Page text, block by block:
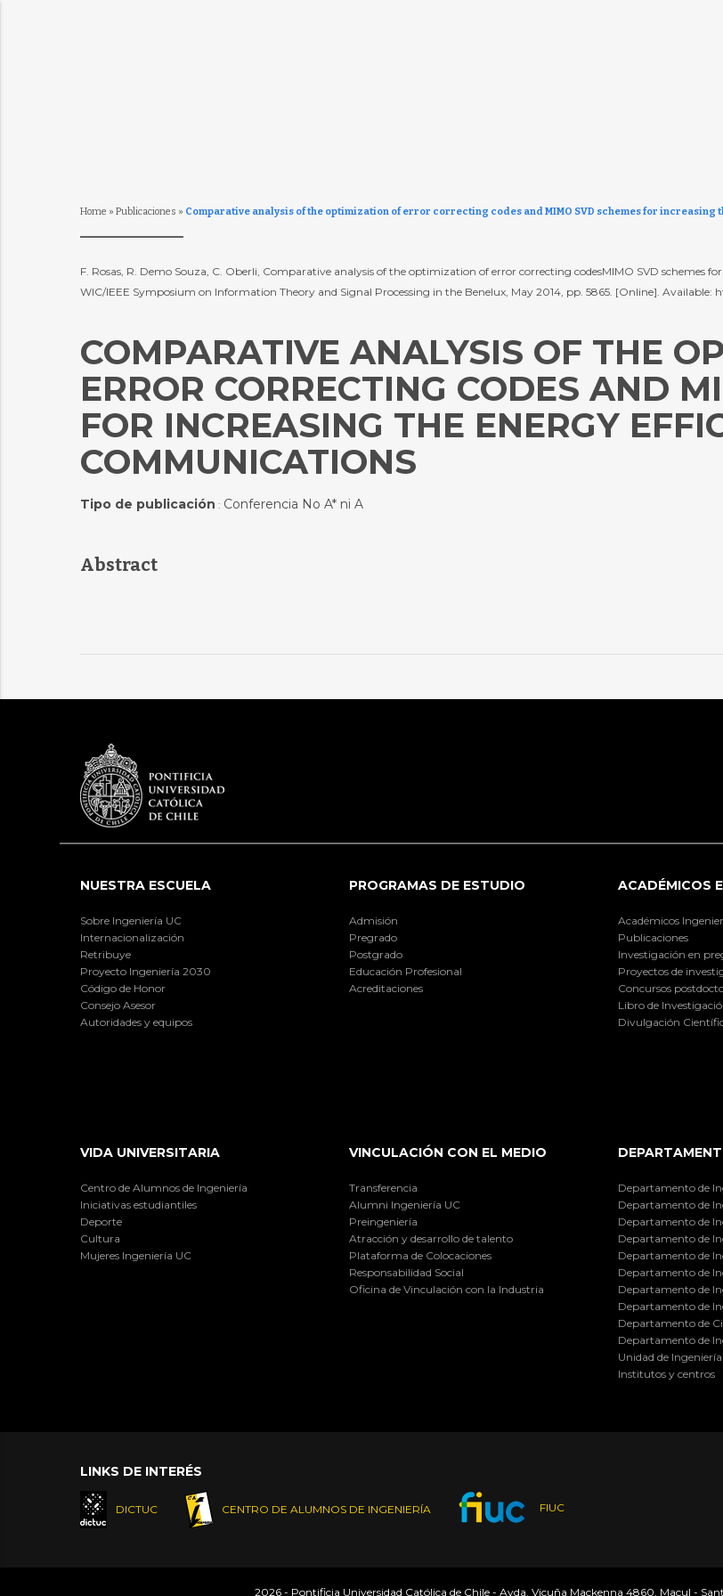
Home » Publicaciones » Comparative analysis of the optimization of error correcting codes and MIMO SVD schemes for
F. Rosas, R. Demo Souza, C. Oberli, Comparative analysis of the optimization of error correcting codesMIMO SVD schemes
WIC/IEEE Symposium on Information Theory and Signal Processing in the Benelux, May 2014, pp. 5865. [Online].
COMPARATIVE ANALYSIS OF THE
ERROR CORRECTING CODES AND
FOR INCREASING THE ENERGY
COMMUNICATIONS
Tipo de publicación : Conferencia No A* ni A
Abstract
NUESTRA ESCUELA
Sobre Ingeniería UC
Internacionalización
Retribuye
Proyecto Ingeniería 2030
Código de Honor
Consejo Asesor
Autoridades y equipos
PROGRAMAS DE ESTUDIO
Admisión
Pregrado
Postgrado
Educación Profesional
Acreditaciones
ACADÉMICOS
Académicos
Publicaciones
Investigación en
Proyectos de
Concursos
Libro de
Divulgación
VIDA UNIVERSITARIA
Centro de Alumnos de Ingeniería
Iniciativas estudiantiles
Deporte
Cultura
Mujeres Ingeniería UC
VINCULACIÓN CON EL MEDIO
Transferencia
Alumni Ingeniería UC
Preingeniería
Atracción y desarrollo de talento
Plataforma de Colocaciones
Responsabilidad Social
Oficina de Vinculación con la Industria
Departamento de
Departamento de
Departamento de
Departamento de
Departamento de
Departamento de
Departamento de
Departamento de
Departamento de
Departamento de
Unidad de
Institutos y centros
LINKS DE INTERÉS
DICTUC CENTRO DE ALUMNOS DE INGENIERÍA FIUC
2026 - Pontificia Universidad Católica de Chile - Avda. Vicuña Mackenna 4860, Macul -